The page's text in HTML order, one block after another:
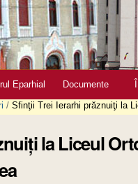
Eparhial Documente
/ Sfinţii Trei Ierarhi prăznuiţi la
la Liceul